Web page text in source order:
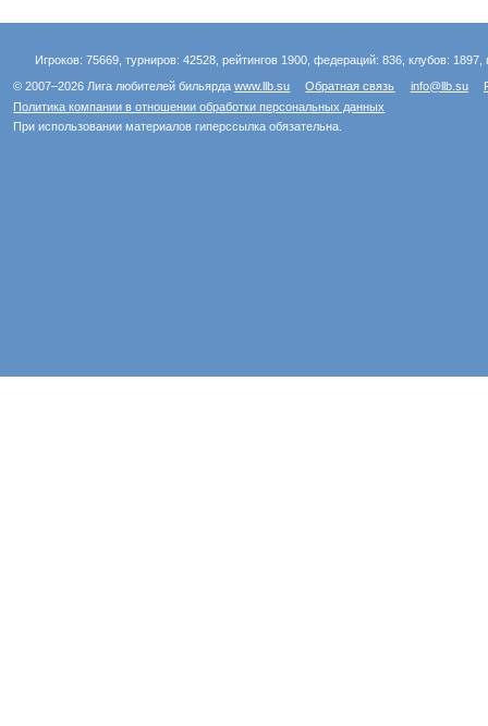
Игроков: 75669, турниров: 42528, рейтингов 1900, федераций: 836, клубов:
© 2007–2026 Лига любителей бильярдаwww.llb.su Обратная связь info@llb.su
Политика компании в отношении обработки персональных данных
При использовании материалов гиперссылка обязательна.